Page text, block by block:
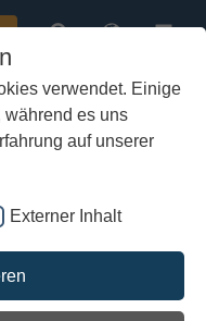
verwendet. Einige
es uns
auf unserer
Externer Inhalt